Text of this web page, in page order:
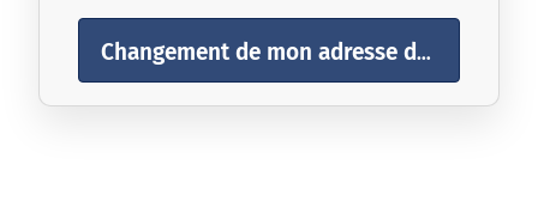
Changement de mon adresse de courriel